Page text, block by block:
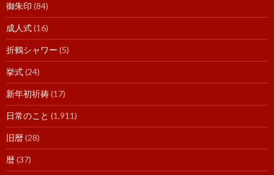
御朱印 (84)
成人式(16)
折鶴シャワー (5)
挙式(24)
新年初祈祷(17)
日常のこと (1,911)
旧暦(28)
暦(37)